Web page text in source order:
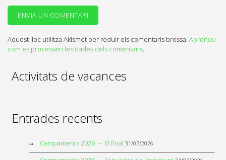
Aquest lloc utilitza Akismet per reduir els comentaris brossa. Apreneu
com es processen les dades dels comentaris.
Activitats de vacances
Entrades recents
Campaments 2026 – El final 31/07/2026